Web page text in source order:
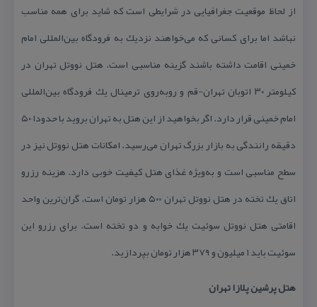
از لحاظ موقعیت جغرافیایی در شرایطی است كه شاید برای همه مناسب
نباشد اما برای كسانی كه می‌خواهند نزدیك به فرودگاه بین‌المللی امام
خمینی اقامت داشته باشند گزینه مناسبی است. هتل نووتل تهران در
كیلومتر ۳۰ اتوبان تهران-قم و روبه‌روی ترمینال یك فرودگاه بین‌المللی
امام خمینی قرار دارد. اگر بخواهید از این هتل به تهران بروید با حدودا ۵۰
دقیقه رانندگی به بازار بزرگ تهران می‌رسید. امكانات هتل نووتل نیز در
سطح مناسبی است و به‌ویژه غذای هتل كیفیت خوبی دارد. هزینه رزرو
اتاق یك تخته درهتل نووتل تهران
۵۰۰ هزار تومان است. گران‌ترین واحد
اقامتی هتل نووتل سوئیت یك خوابه و دو تخته است. برای رزرو این
سوئیت باید ۱ میلیون و ۳۷۹ هزار تومان بپردازید.
هتل پرشین پلازا تهران